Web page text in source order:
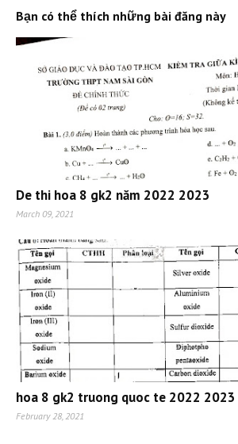
Bạn có thể thích những bài đăng này
De thi hoa 8 gk2 năm 2022 2023
March 09, 2021
hoa 8 gk2 truong quoc te 2022 2023
February 28, 2021